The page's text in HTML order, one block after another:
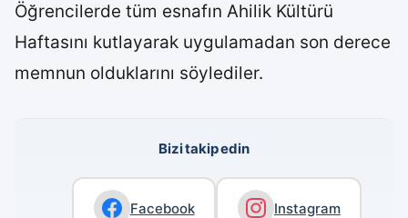
Öğrencilerde tüm esnafın Ahilik Kültürü
Haftasını kutlayarak uygulamadan son derece
memnun olduklarını söylediler.
Bizi takip edin
Facebook Instagram